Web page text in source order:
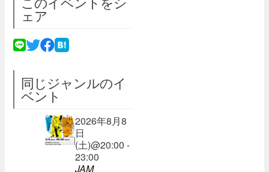
ェア
同じジャンルのイ
ベント
2026年8月8
日
(土)@20:00 -
23:00
JAM